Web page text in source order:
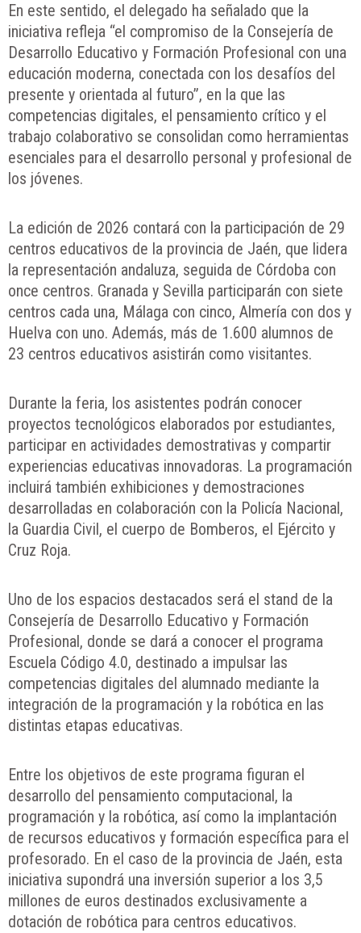
En este sentido, el delegado ha señalado que la
iniciativa refleja “el compromiso de la Consejería de
Desarrollo Educativo y Formación Profesional con una
educación moderna, conectada con los desafíos del
presente y orientada al futuro”, en la que las
competencias digitales, el pensamiento crítico y el
trabajo colaborativo se consolidan como herramientas
esenciales para el desarrollo personal y profesional de
los jóvenes.
La edición de 2026 contará con la participación de 29
centros educativos de la provincia de Jaén, que lidera
la representación andaluza, seguida de Córdoba con
once centros. Granada y Sevilla participarán con siete
centros cada una, Málaga con cinco, Almería con dos y
Huelva con uno. Además, más de 1.600 alumnos de
23 centros educativos asistirán como visitantes.
Durante la feria, los asistentes podrán conocer
proyectos tecnológicos elaborados por estudiantes,
participar en actividades demostrativas y compartir
experiencias educativas innovadoras. La programación
incluirá también exhibiciones y demostraciones
desarrolladas en colaboración con la Policía Nacional,
la Guardia Civil, el cuerpo de Bomberos, el Ejército y
Cruz Roja.
Uno de los espacios destacados será el stand de la
Consejería de Desarrollo Educativo y Formación
Profesional, donde se dará a conocer el programa
Escuela Código 4.0, destinado a impulsar las
competencias digitales del alumnado mediante la
integración de la programación y la robótica en las
distintas etapas educativas.
Entre los objetivos de este programa figuran el
desarrollo del pensamiento computacional, la
programación y la robótica, así como la implantación
de recursos educativos y formación específica para el
profesorado. En el caso de la provincia de Jaén, esta
iniciativa supondrá una inversión superior a los 3,5
millones de euros destinados exclusivamente a
dotación de robótica para centros educativos.